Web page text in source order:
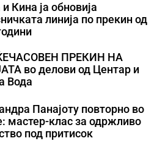
и Кина ја обновија
линија по прекин од
ПРЕКИН НА
во делови од Центар и
Вода
Панајоту повторно во
мастер-клас за одржливо
под притисок